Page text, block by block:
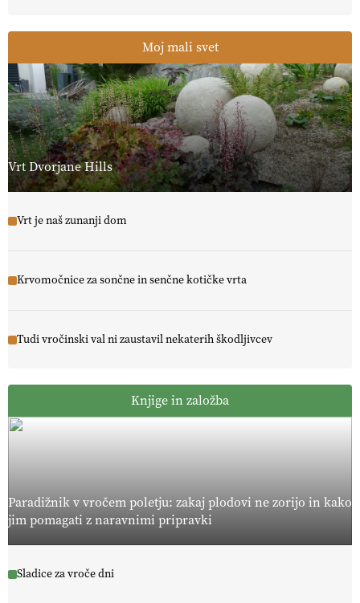
Moj mali svet
Vrt Dvorjane Hills
Vrt je naš zunanji dom
Krvomočnice za sončne in senčne kotičke vrta
Tudi vročinski val ni zaustavil nekaterih škodljivcev
Knjige in založba
Paradižnik v vročem poletju: zakaj plodovi ne zorijo in kako
jim pomagati z naravnimi pripravki
Sladice za vroče dni